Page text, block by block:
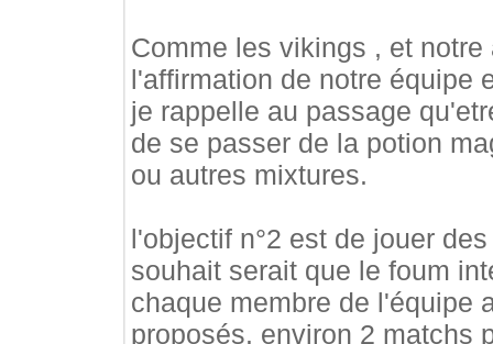
Comme les vikings , et
l'affirmation de notre équipe
je rappelle au passage
de se passer de la potion
ou autres mixtures.
l'objectif n°2 est de jouer
souhait serait que le foum
chaque membre de l'équipe
proposés. environ 2 matchs